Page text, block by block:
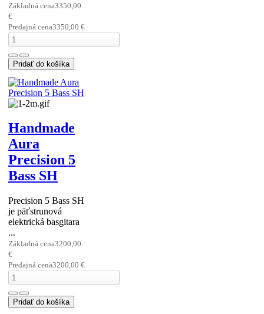
Základná cena3350,00
€
Predajná cena3350,00 €
Handmade
Aura
Precision 5
Bass SH
Precision 5 Bass SH
je päťstrunová
elektrická basgitara
...
Základná cena3200,00
€
Predajná cena3200,00 €